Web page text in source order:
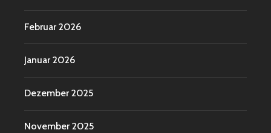
Februar 2026
Januar 2026
Dezember 2025
November 2025